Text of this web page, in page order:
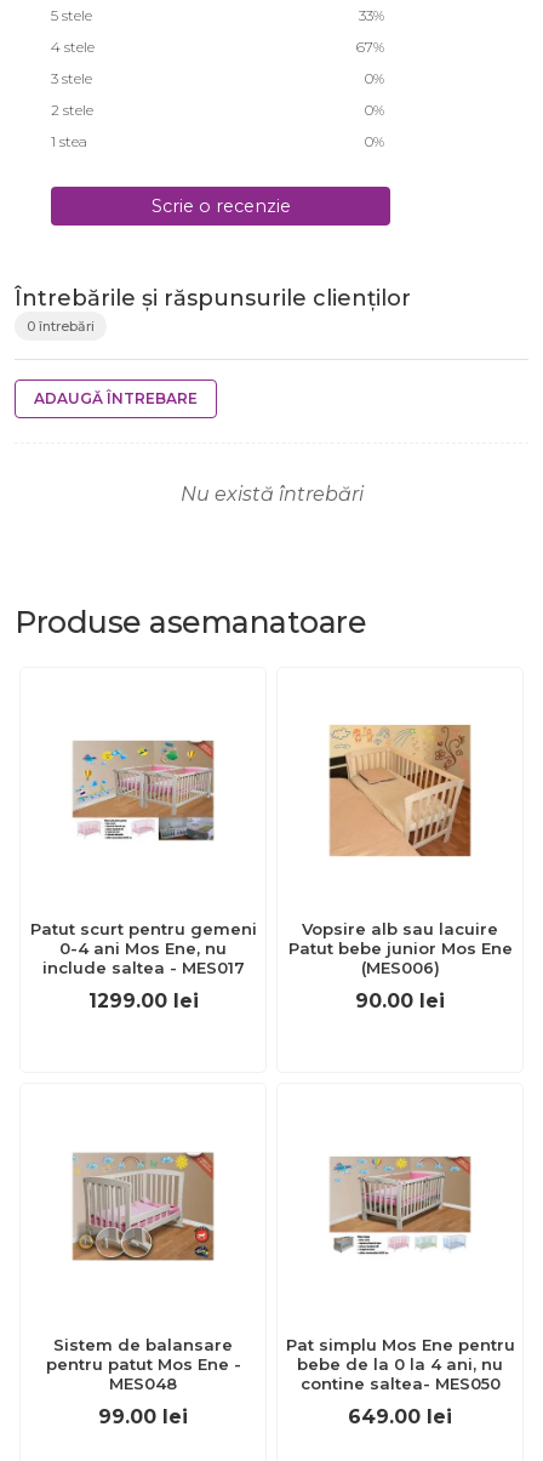
5 stele
33%
4 stele
67%
3 stele
0%
2 stele
0%
1 stea
0%
Scrie o recenzie
Întrebările și răspunsurile clienților
0 întrebări
ADAUGĂ ÎNTREBARE
Nu există întrebări
Produse asemanatoare
Patut scurt pentru gemeni
0-4 ani Mos Ene, nu
include saltea - MES017
1299.00 lei
Vopsire alb sau lacuire
Patut bebe junior Mos Ene
(MES006)
90.00 lei
Sistem de balansare
pentru patut Mos Ene -
MES048
99.00 lei
Pat simplu Mos Ene pentru
bebe de la 0 la 4 ani, nu
contine saltea- MES050
649.00 lei